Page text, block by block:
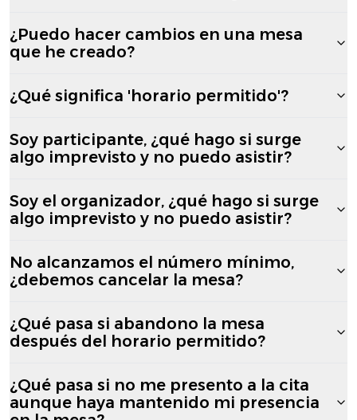
¿Puedo hacer cambios en una mesa
que he creado?
¿Qué significa 'horario permitido'?
Soy participante, ¿qué hago si surge
algo imprevisto y no puedo asistir?
Soy el organizador, ¿qué hago si surge
algo imprevisto y no puedo asistir?
No alcanzamos el número mínimo,
¿debemos cancelar la mesa?
¿Qué pasa si abandono la mesa
después del horario permitido?
¿Qué pasa si no me presento a la cita
aunque haya mantenido mi presencia